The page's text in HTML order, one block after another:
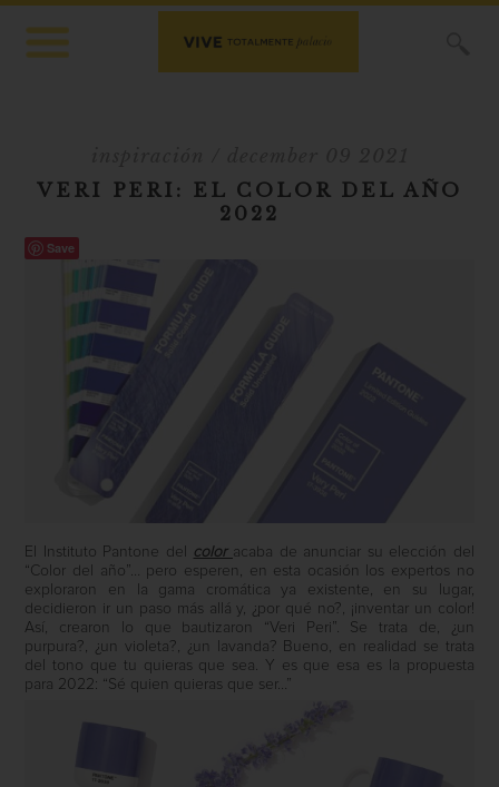
VERI PERI: EL COLOR DEL AÑO
2022
Save
El Instituto Pantone del color acaba de anunciar su elección del
“Color del año”… pero esperen, en esta ocasión los expertos no
exploraron en la gama cromática ya existente, en su lugar,
decidieron ir un paso más allá y, ¿por qué no?, ¡inventar un color!
Así, crearon lo que bautizaron “Veri Peri”. Se trata de, ¿un
purpura?, ¿un violeta?, ¿un lavanda? Bueno, en realidad se trata
del tono que tu quieras que sea. Y es que esa es la propuesta
para 2022: “Sé quien quieras que ser…”